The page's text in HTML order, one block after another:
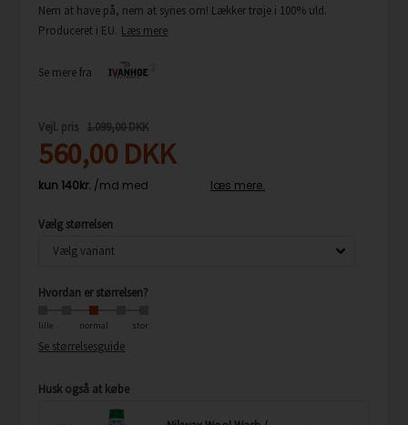
Nem at have på, nem at synes om! Lækker trøje i 100% uld.
Produceret i EU. Læs mere
Se mere fra
Vejl. pris 1.099,00 DKK
560,00 DKK
Vælg størrelsen
Hvordan er størrelsen?
lille normal stor
Se størrelsesguide
Husk også at købe